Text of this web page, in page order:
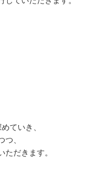
ていき、
、
だきます。